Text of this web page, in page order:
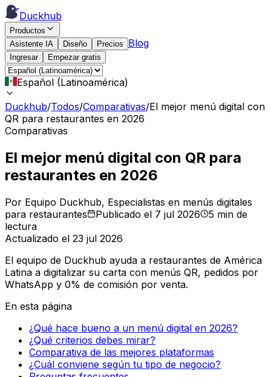
Duckhub
Productos
Asistente IA
Diseño Precios Blog
Ingresar Empezar gratis
Español (Latinoamérica)
Duckhub/Todos/Comparativas/El mejor menú digital con
QR para restaurantes en 2026
Comparativas
El mejor menú digital con QR para
restaurantes en 2026
Por Equipo Duckhub, Especialistas en menús digitales
para restaurantes
Publicado el 7 jul 2026
5 min de
lectura
Actualizado el 23 jul 2026
El equipo de Duckhub ayuda a restaurantes de América
Latina a digitalizar su carta con menús QR, pedidos por
WhatsApp y 0% de comisión por venta.
En esta página
¿Qué hace bueno a un menú digital en 2026?
¿Qué criterios debes mirar?
Comparativa de las mejores plataformas
¿Cuál conviene según tu tipo de negocio?